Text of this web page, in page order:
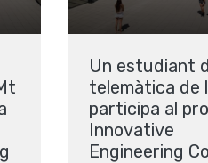
Un estudiant
telemàtica de
participa al
Innovative
Engineering